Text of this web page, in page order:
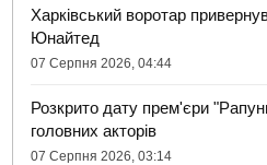
Харківський воротар
Юнайтед
07 Серпня 2026, 04:44
Розкрито дату прем'єри
головних акторів
07 Серпня 2026, 03:14